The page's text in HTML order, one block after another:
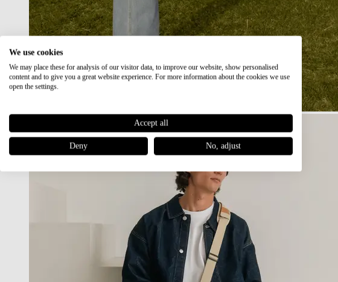
We use cookies
We may place these for analysis of our visitor data, to improve our website, show personalised
content and to give you a great website experience. For more information about the cookies we use
open the settings.
Accept all
Deny No, adjust